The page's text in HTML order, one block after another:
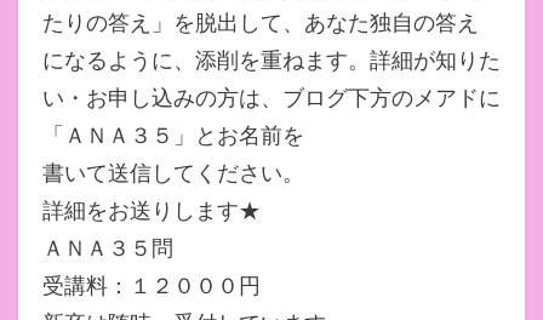
たりの答え」を脱出して、あなた独自の答え
になるように、添削を重ねます。詳細が知りた
い・お申し込みの方は、ブログ下方のメアドに
「ＡＮＡ３５」とお名前を
書いて送信してください。
詳細をお送りします★
ＡＮＡ３５問
受講料：１２０００円